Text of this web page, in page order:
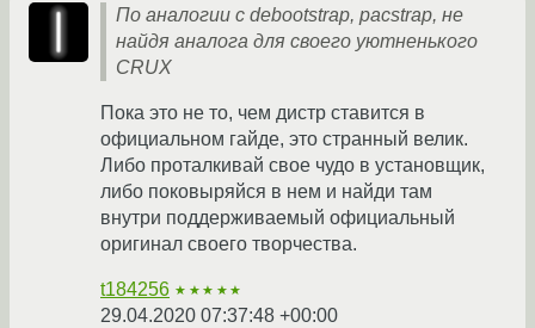
По аналогии с debootstrap, pacstrap, не
найдя аналога для своего уютненького
CRUX
Пока это не то, чем дистр ставится в
официальном гайде, это странный велик.
Либо проталкивай свое чудо в установщик,
либо поковыряйся в нем и найди там
внутри поддерживаемый официальный
оригинал своего творчества.
t184256 ★★★★★
29.04.2020 07:37:48 +00:00